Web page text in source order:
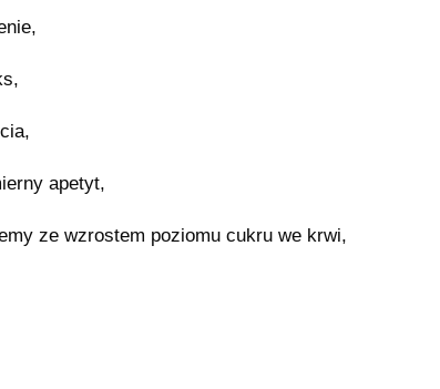
apetyt,
ze wzrostem poziomu cukru we krwi,